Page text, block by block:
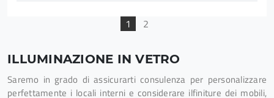
1 2
ILLUMINAZIONE IN VETRO
Saremo in grado di assicurarti consulenza per personalizzare
perfettamente i locali interni e considerare ilfiniture dei mobili,